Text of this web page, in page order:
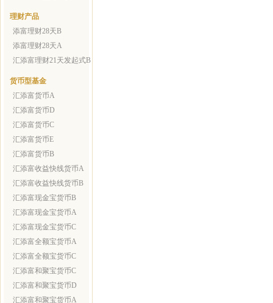
理财产品
添富理财28天B
添富理财28天A
汇添富理财21天发起式B
货币型基金
汇添富货币A
汇添富货币D
汇添富货币C
汇添富货币E
汇添富货币B
汇添富收益快线货币A
汇添富收益快线货币B
汇添富现金宝货币B
汇添富现金宝货币A
汇添富现金宝货币C
汇添富全额宝货币A
汇添富全额宝货币C
汇添富和聚宝货币C
汇添富和聚宝货币D
汇添富和聚宝货币A